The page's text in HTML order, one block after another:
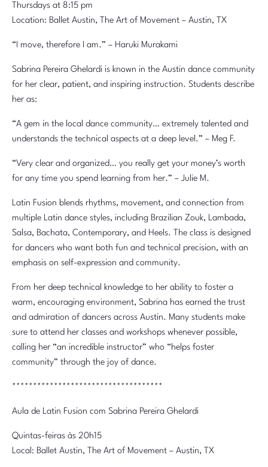
Thursdays at 8:15 pm
Location: Ballet Austin, The Art of Movement – Austin, TX
“I move, therefore I am.” – Haruki Murakami
Sabrina Pereira Ghelardi is known in the Austin dance community
for her clear, patient, and inspiring instruction. Students describe
her as:
“A gem in the local dance community… extremely talented and
understands the technical aspects at a deep level.” – Meg F.
“Very clear and organized… you really get your money’s worth
for any time you spend learning from her.” – Julie M.
Latin Fusion blends rhythms, movement, and connection from
multiple Latin dance styles, including Brazilian Zouk, Lambada,
Salsa, Bachata, Contemporary, and Heels. The class is designed
for dancers who want both fun and technical precision, with an
emphasis on self-expression and community.
From her deep technical knowledge to her ability to foster a
warm, encouraging environment, Sabrina has earned the trust
and admiration of dancers across Austin. Many students make
sure to attend her classes and workshops whenever possible,
calling her “an incredible instructor” who “helps foster
community” through the joy of dance.
************************************
Aula de Latin Fusion com Sabrina Pereira Ghelardi
Quintas-feiras às 20h15
Local: Ballet Austin, The Art of Movement – Austin, TX